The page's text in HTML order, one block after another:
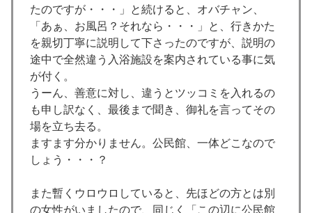
たのですが・・・」と続けると、オバチャン、
「あぁ、お風呂？それなら・・・」と、行きかた
を親切丁寧に説明して下さったのですが、説明の
途中で全然違う入浴施設を案内されている事に気
が付く。
うーん、善意に対し、違うとツッコミを入れるの
も申し訳なく、最後まで聞き、御礼を言ってその
場を立ち去る。
ますます分かりません。公民館、一体どこなので
しょう・・・？
また暫くウロウロしていると、先ほどの方とは別
の女性がいましたので、同じく「この辺に公民館